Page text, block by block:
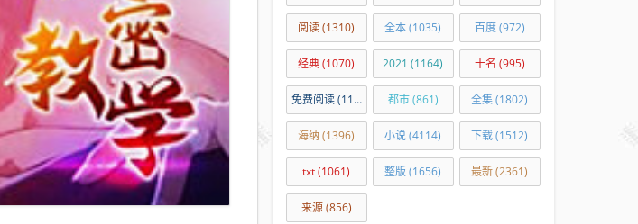
阅读(1310) 全本(1035) 百度(972)
经典(1070) 2021 (1164) 十名 (995)
免费阅读(11245) 都市(861) 全集(1802)
海纳 (1396) 小说(4114) 下载(1512)
txt(1061) 整版 (1656) 最新(2361)
来源(856)